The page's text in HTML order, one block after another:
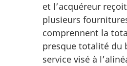
et l’acquéreur
plusieurs
comprennent la
presque totalité du
service visé à